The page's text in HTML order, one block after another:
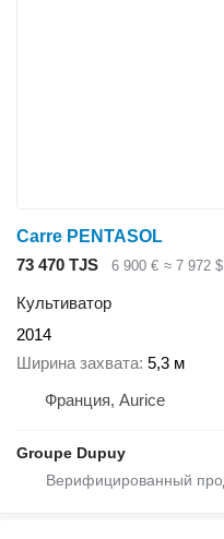
Carre PENTASOL
73 470 TJS
6 900 € ≈ 7 972 $
Культиватор
2014
Ширина захвата 5,3 м
Франция, Aurice
Groupe Dupuy